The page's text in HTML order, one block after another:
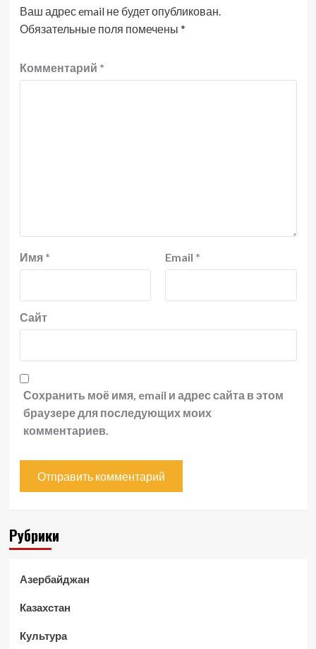
Ваш адрес email не будет опубликован.
Обязательные поля помечены *
Комментарий *
Имя * Email *
Сайт
Сохранить моё имя, email и адрес сайта в этом
браузере для последующих моих
комментариев.
Рубрики
Азербайджан
Казахстан
Культура